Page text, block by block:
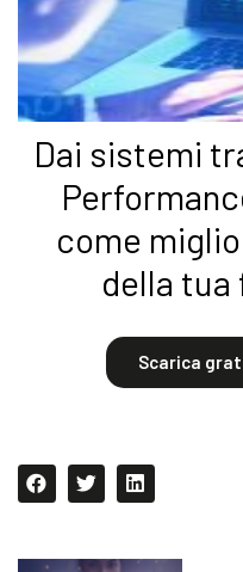
Dai sistemi
come
della tua
Scarica